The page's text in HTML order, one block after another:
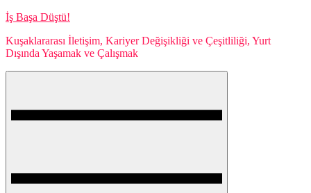
Skip
content
İş Başa Düştü!
Kuşaklararası İletişim, Kariyer Değişikliği ve Çeşitliliği, Yurt
Dışında Yaşamak ve Çalışmak